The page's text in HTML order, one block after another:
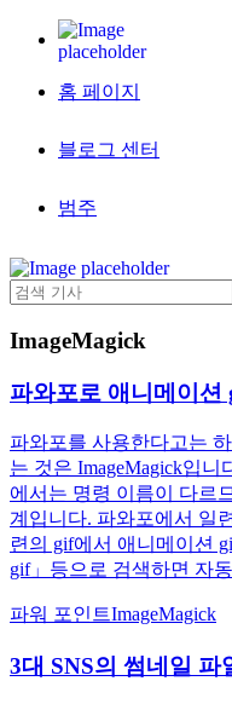
홈 페이지
블로그 센터
범주
ImageMagick
파와포로 애니메이션
파와포를 사용한다고는
는 것은 ImageMagick입니
에서는 명령 이름이 다르
계입니다. 파와포에서 일
련의 gif에서 애니메이션
gif」등으로 검색하면 자
파워 포인트ImageMagick
3대 SNS의 썸네일